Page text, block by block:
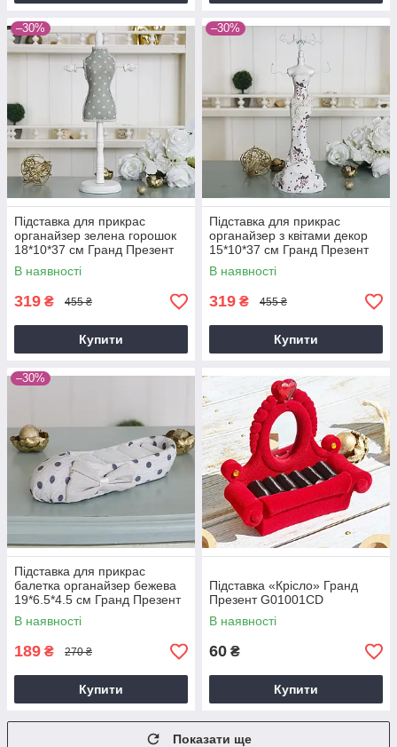
–30%
Підставка для прикрас
органайзер зелена горошок
18*10*37 см Гранд Презент
GM09-J9019MB
В наявності
319 ₴ 455 ₴
Купити
–30%
Підставка для прикрас
органайзер з квітами декор
15*10*37 см Гранд Презент
GM09-J9020A
В наявності
319 ₴ 455 ₴
Купити
–30%
Підставка для прикрас
балетка органайзер бежева
19*6.5*4.5 см Гранд Презент
GM09-J9023C
В наявності
189 ₴ 270 ₴
Купити
Підставка «Крісло» Гранд
Презент G01001CD
В наявності
60 ₴
Купити
Показати ще